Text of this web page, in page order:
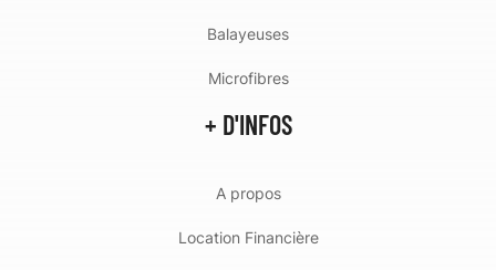
Balayeuses
Microfibres
+ D'INFOS
A propos
Location Financière